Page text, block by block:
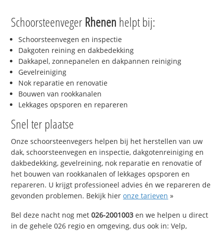
Schoorsteenveger Rhenen helpt bij:
Schoorsteenvegen en inspectie
Dakgoten reining en dakbedekking
Dakkapel, zonnepanelen en dakpannen reiniging
Gevelreiniging
Nok reparatie en renovatie
Bouwen van rookkanalen
Lekkages opsporen en repareren
Snel ter plaatse
Onze schoorsteenvegers helpen bij het herstellen van uw
dak, schoorsteenvegen en inspectie, dakgotenreiniging en
dakbedekking, gevelreining, nok reparatie en renovatie of
het bouwen van rookkanalen of lekkages opsporen en
repareren. U krijgt professioneel advies én we repareren de
gevonden problemen. Bekijk hieronze tarieven »
Bel deze nacht nog met026-2001003 en we helpen u direct
in de gehele 026 regio en omgeving, dus ook in: Velp,